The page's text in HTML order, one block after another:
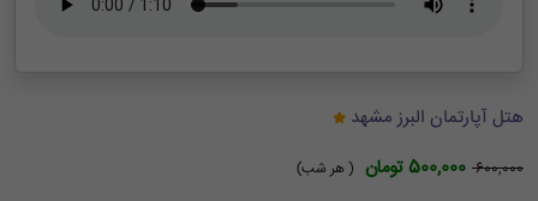
هتل آپارتمان البرز مشهد
600,000 500,000 تومان
( هر شب)